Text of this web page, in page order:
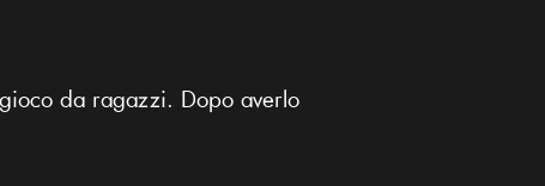
da ragazzi. Dopo averlo